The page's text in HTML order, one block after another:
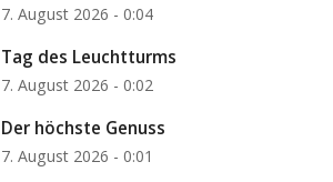
7. August 2026 - 0:04
Tag des Leuchtturms
7. August 2026 - 0:02
Der höchste Genuss
7. August 2026 - 0:01